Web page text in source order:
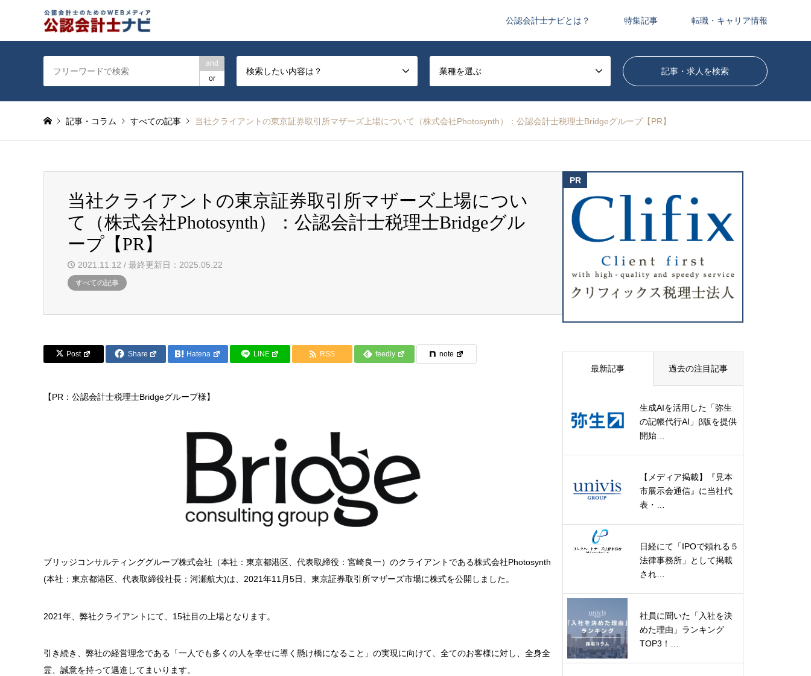
公認会計士ナビとは？ 特集記事 転職・キャリア情報
and
or
検索したい内容は？ 業種を選ぶ
記事・コラム すべての記事 当社クライアントの東京証券取引所マザーズ上場について（株式会社Photosynth）：公認会計士税理士Bridgeグループ【PR】
当社クライアントの東京証券取引所マザーズ上場につい
て（株式会社Photosynth）：公認会計士税理士Bridgeグル
ープ【PR】
2021.11.12 / 最終更新日：2025.05.22
すべての記事
Post Share Hatena LINE RSS feedly note
【PR：公認会計士税理士Bridgeグループ様】
ブリッジコンサルティンググループ株式会社（本社：東京都港区、代表取締役：宮崎良一）のクライアントである株式会社Photosynth
(本社：東京都港区、代表取締役社長：河瀬航大)は、2021年11月5日、東京証券取引所マザーズ市場に株式を公開しました。
2021年、弊社クライアントにて、15社目の上場となります。
引き続き、弊社の経営理念である「一人でも多くの人を幸せに導く懸け橋になること」の実現に向けて、全てのお客様に対し、全身全
霊、誠意を持って邁進してまいります。
最新記事 過去の注目記事
生成AIを活用した「弥生
の記帳代行AI」β版を提供
開始…
【メディア掲載】『見本
市展示会通信』に当社代
表・…
日経にて「IPOで頼れる５
法律事務所」として掲載
され…
社員に聞いた「入社を決
めた理由」ランキング
TOP3！…